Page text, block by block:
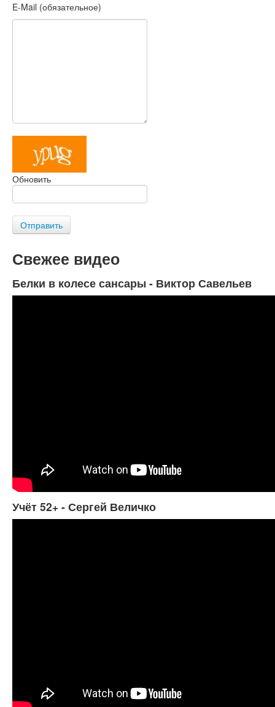
E-Mail (обязательное)
Обновить
Отправить
Свежее видео
Белки в колесе сансары - Виктор Савельев
Учёт 52+ - Сергей Величко